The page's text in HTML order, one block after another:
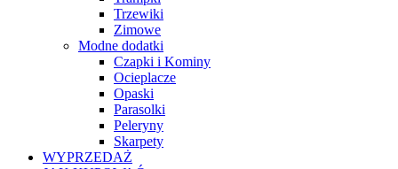
Trzewiki
Zimowe
Modne dodatki
Czapki i Kominy
Ocieplacze
Opaski
Parasolki
Peleryny
Skarpety
WYPRZEDAŻ